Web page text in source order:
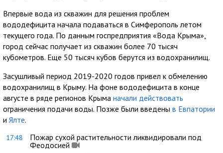
Впервые вода из скважин для решения проблем
вододефицита начала подаваться в Симферополь летом
текущего года. По данным госпредприятия «Вода Крыма»,
город сейчас получает из скважин более 70 тысяч
кубометров. Еще 50 тысяч кубов берутся из водохранилищ.
Засушливый период 2019-2020 годов привел к обмелению
водохранилищ в Крыму. На фоне вододефицита в конце
августе в ряде регионов Крыма начали действовать
ограничения подачи воды. Позже были введены в Евпатории
и Ялте.
17:48
Пожар сухой растительности ликвидировали под
Феодосией